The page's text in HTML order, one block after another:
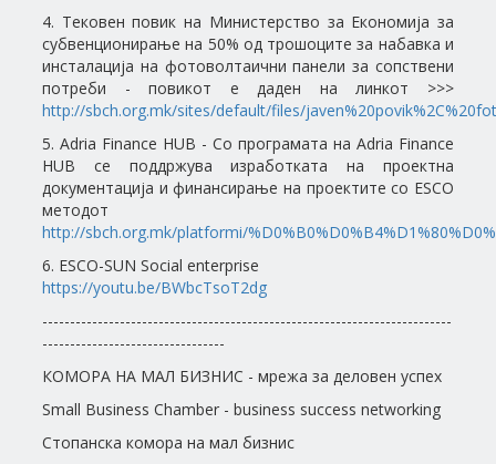
4. Тековен повик на Министерство за Економија за
субвенционирање на 50% од трошоците за набавка и
инсталација на фотоволтаични панели за сопствени
потреби - повикот е даден на линкот >>>
http://sbch.org.mk/sites/default/files/
5. Adria Finance HUB - Со програмата на Adria Finance
HUB се поддржува изработката на проектна
документација и финансирање на проектите со ESCO
методот
http://sbch.org.mk/platformi/
6. ESCO-SUN Social enterprise
https://youtu.be/BWbcTsoT2dg
--------------------------------------------------------------------------
---------------------------------
КОМОРА НА МАЛ БИЗНИС - мрежа за деловен успех
Small Business Chamber - business success networking
Стопанска комора на мал бизнис